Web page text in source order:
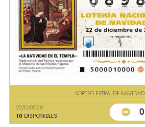
SORTEO EXTRA. DE NAVIDAD
22/12/2026
10 DISPONIBLES 0